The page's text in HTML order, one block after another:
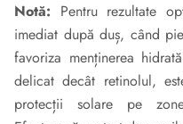
Notă: Pentru rezultate
imediat după duș, când
favoriza menținerea
delicat decât retinolul,
protecții solare pe